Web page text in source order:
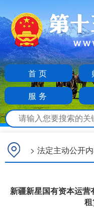
首页
服务
> 法定主动公开
新疆新星国有资本运